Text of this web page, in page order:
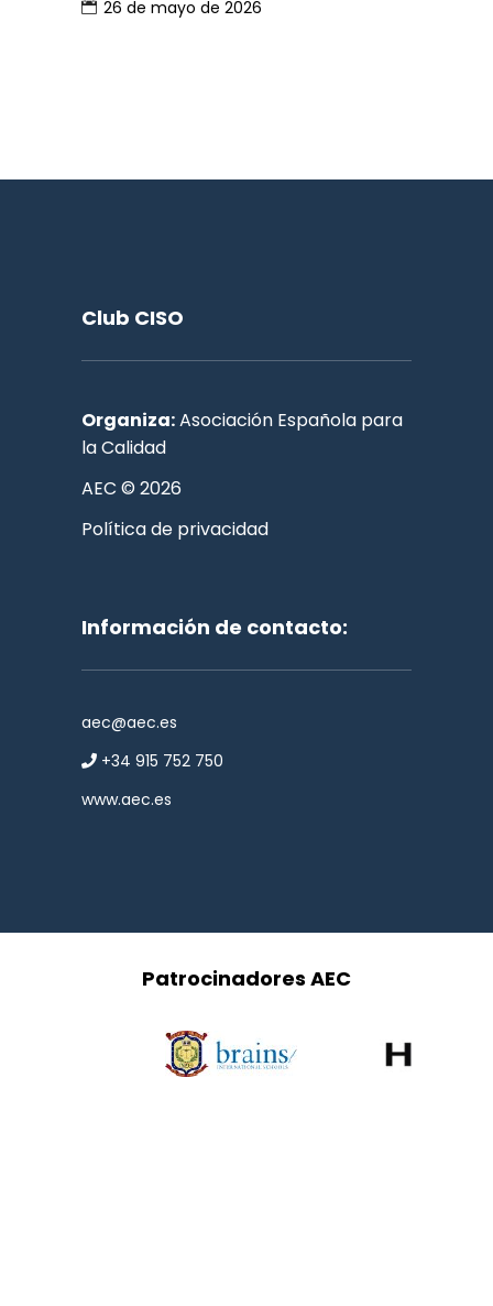
26 de mayo de 2026
Club CISO
Organiza:Asociación Española para
la Calidad
AEC © 2026
Política de privacidad
Información de contacto:
aec@aec.es
+34 915 752 750
www.aec.es
Patrocinadores AEC